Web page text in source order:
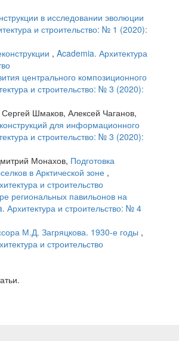
в исследовании эволюции
и строительство: № 1 (2020):
, Academia. Архитектура
центрального композиционного
и строительство: № 3 (2020):
Шмаков, Алексей Чаганов,
для информационного
и строительство: № 3 (2020):
Монахов, Подготовка
в Арктической зоне ,
и строительство
региональных павильонов на
Архитектура и строительство: № 4
М.Д. Загряцкова. 1930-е годы ,
и строительство